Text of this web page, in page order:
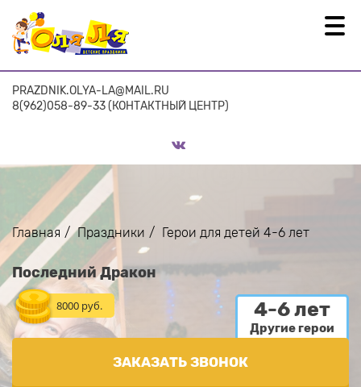
PRAZDNIK.OLYA-LA@MAIL.RU
8(962)058-89-33 (КОНТАКТНЫЙ ЦЕНТР)
Главная Праздники Герои для детей 4-6 лет
Последний Дракон
8000 руб. 4-6 лет
Другие герои
ЗАКАЗАТЬ ЗВОНОК